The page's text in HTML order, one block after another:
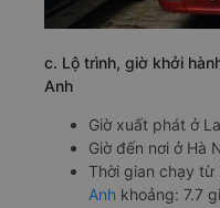
c. Lộ trình, giờ khởi
Anh
Giờ xuất phát ở
Giờ đến nơi ở Hà
Thời gian chạy từ
Anh khoảng: 7.7